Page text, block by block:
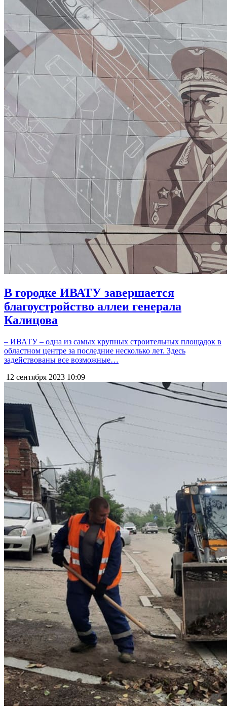
В городке ИВАТУ завершается
благоустройство аллеи генерала
Калицова
– ИВАТУ – одна из самых крупных строительных площадок в
областном центре за последние несколько лет. Здесь
задействованы все возможные…
12 сентября 2023 10:09